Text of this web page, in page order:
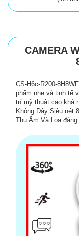
CAMERA
CS-H6c-R200-
phẩm nhẹ và tinh tế
trí mỹ thuật cao khả
Không Dây Siêu nét
Thu Âm Và Loa đáng